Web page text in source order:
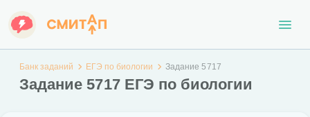
Банк заданий ЕГЭ по биологии Задание 5717
Задание 5717 ЕГЭ по биологии